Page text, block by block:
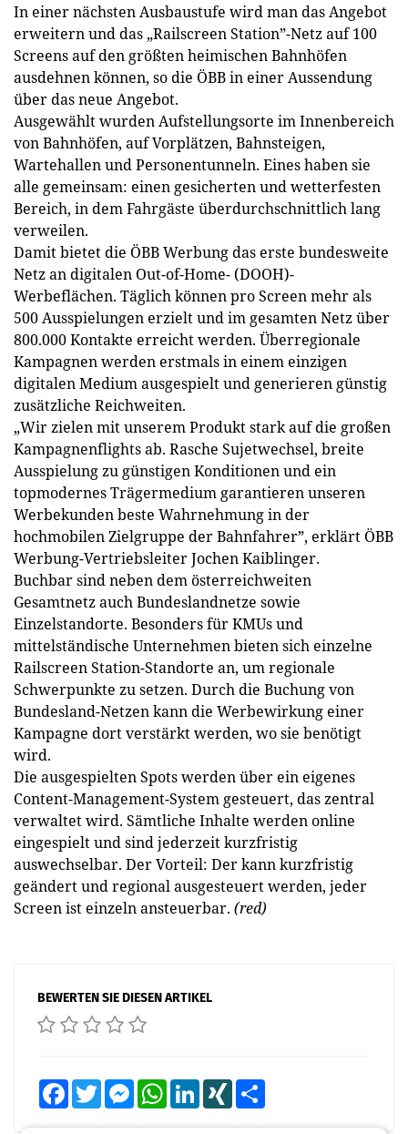
In einer nächsten Ausbaustufe wird man das Angebot
erweitern und das „Railscreen Station”-Netz auf 100
Screens auf den größten heimischen Bahnhöfen
ausdehnen können, so die ÖBB in einer Aussendung
über das neue Angebot.
Ausgewählt wurden Aufstellungsorte im Innenbereich
von Bahnhöfen, auf Vorplätzen, Bahnsteigen,
Wartehallen und Personentunneln. Eines haben sie
alle gemeinsam: einen gesicherten und wetterfesten
Bereich, in dem Fahrgäste überdurchschnittlich lang
verweilen.
Damit bietet die ÖBB Werbung das erste bundesweite
Netz an digitalen Out-of-Home- (DOOH)-
Werbeflächen. Täglich können pro Screen mehr als
500 Ausspielungen erzielt und im gesamten Netz über
800.000 Kontakte erreicht werden. Überregionale
Kampagnen werden erstmals in einem einzigen
digitalen Medium ausgespielt und generieren günstig
zusätzliche Reichweiten.
„Wir zielen mit unserem Produkt stark auf die großen
Kampagnenflights ab. Rasche Sujetwechsel, breite
Ausspielung zu günstigen Konditionen und ein
topmodernes Trägermedium garantieren unseren
Werbekunden beste Wahrnehmung in der
hochmobilen Zielgruppe der Bahnfahrer”, erklärt ÖBB
Werbung-Vertriebsleiter Jochen Kaiblinger.
Buchbar sind neben dem österreichweiten
Gesamtnetz auch Bundeslandnetze sowie
Einzelstandorte. Besonders für KMUs und
mittelständische Unternehmen bieten sich einzelne
Railscreen Station-Standorte an, um regionale
Schwerpunkte zu setzen. Durch die Buchung von
Bundesland-Netzen kann die Werbewirkung einer
Kampagne dort verstärkt werden, wo sie benötigt
wird.
Die ausgespielten Spots werden über ein eigenes
Content-Management-System gesteuert, das zentral
verwaltet wird. Sämtliche Inhalte werden online
eingespielt und sind jederzeit kurzfristig
auswechselbar. Der Vorteil: Der kann kurzfristig
geändert und regional ausgesteuert werden, jeder
Screen ist einzeln ansteuerbar. (red)
BEWERTEN SIE DIESEN ARTIKEL
FacebookTwitter MessengerWhatsAppLinkedInXING